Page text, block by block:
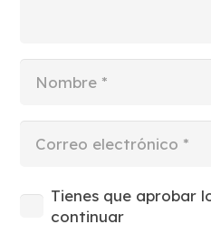
Tienes que aprobar
continuar